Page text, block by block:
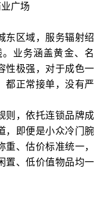
广场
东区域，服务辐射绍
业务涵盖黄金、名
性极强，对于成色一
都正常接单，没有严
则，依托连锁品牌成
，即便是小众冷门腕
、估价标准统一，
置、低价值物品均一